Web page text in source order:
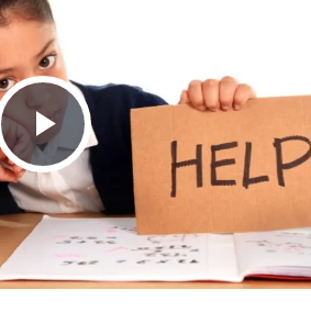
Play Video